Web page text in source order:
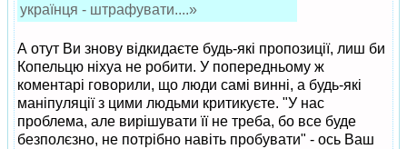
українця - штрафувати....»
А отут Ви знову відкидаєте будь-які пропозиції, лиш би
Копельцю ніхуа не робити. У попередньому ж
коментарі говорили, що люди самі винні, а будь-які
маніпуляції з цими людьми критикуєте. "У нас
проблема, але вирішувати її не треба, бо все буде
безполєзно, не потрібно навіть пробувати" - ось Ваш